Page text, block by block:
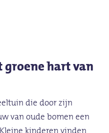
hart van
die door zijn
van oude bomen een